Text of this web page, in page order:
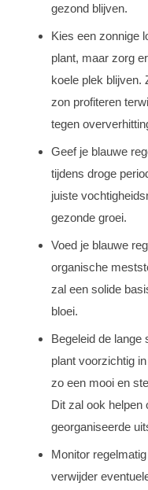
gezond blijven.
Kies een zonnige
plant, maar zorg
koele plek blijven.
zon profiteren
tegen
Geef je blauwe
tijdens droge
juiste
gezonde groei.
Voed je blauwe
organische
zal een solide
bloei.
Begeleid de lange
plant voorzichtig
zo een mooi en
Dit zal ook helpen
georganiseerde
Monitor
verwijder